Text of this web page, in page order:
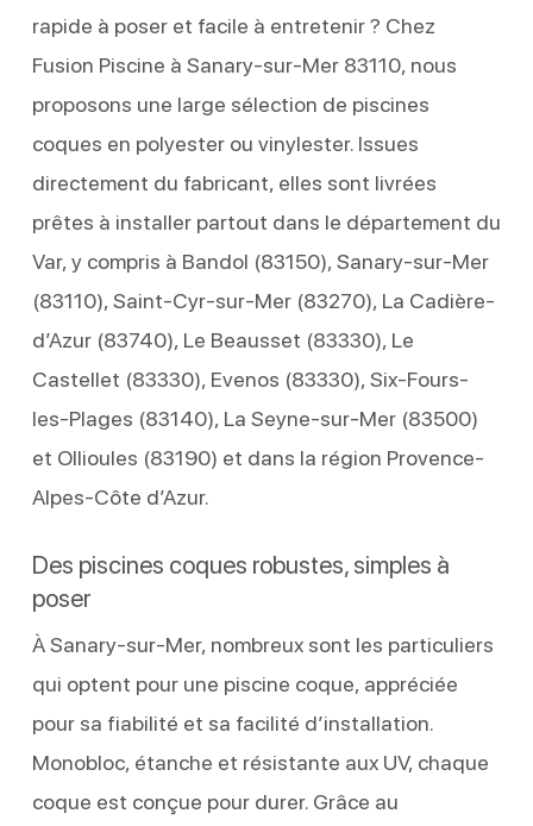
rapide à poser et facile à entretenir ? Chez
Fusion Piscine à Sanary-sur-Mer 83110, nous
proposons une large sélection de piscines
coques en polyester ou vinylester. Issues
directement du fabricant, elles sont livrées
prêtes à installer partout dans le département du
Var, y compris à Bandol (83150), Sanary-sur-Mer
(83110), Saint-Cyr-sur-Mer (83270), La Cadière-
d’Azur (83740), Le Beausset (83330), Le
Castellet (83330), Evenos (83330), Six-Fours-
les-Plages (83140), La Seyne-sur-Mer (83500)
et Ollioules (83190) et dans la région Provence-
Alpes-Côte d’Azur.
Des piscines coques robustes, simples à
poser
À Sanary-sur-Mer, nombreux sont les particuliers
qui optent pour une piscine coque, appréciée
pour sa fiabilité et sa facilité d’installation.
Monobloc, étanche et résistante aux UV, chaque
coque est conçue pour durer. Grâce au